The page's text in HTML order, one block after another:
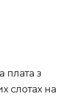
плата з
слотах на